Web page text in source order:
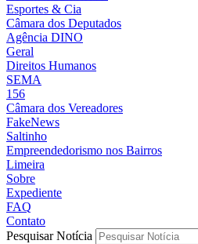
Esportes & Cia
Câmara dos Deputados
Agência DINO
Geral
Direitos Humanos
SEMA
156
Câmara dos Vereadores
FakeNews
Saltinho
Empreendedorismo nos Bairros
Limeira
Sobre
Expediente
FAQ
Contato
Pesquisar Notícia